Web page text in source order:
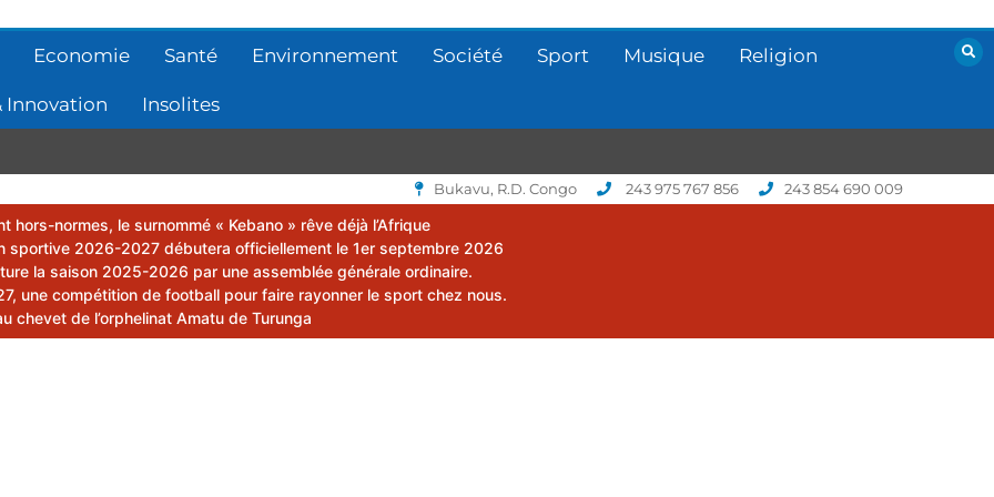
Economie Santé Environnement Société Sport Musique Religion
Innovation Insolites
Bukavu, R.D. Congo 243 975 767 856 243 854 690 009
hors-normes, le surnommé « Kebano » rêve déjà l’Afrique
sportive 2026-2027 débutera officiellement le 1er septembre 2026
la saison 2025-2026 par une assemblée générale ordinaire.
une compétition de football pour faire rayonner le sport chez nous.
chevet de l’orphelinat Amatu de Turunga